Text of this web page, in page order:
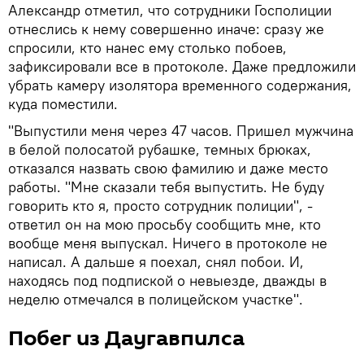
Александр отметил, что сотрудники Госполиции
отнеслись к нему совершенно иначе: сразу же
спросили, кто нанес ему столько побоев,
зафиксировали все в протоколе. Даже предложили
убрать камеру изолятора временного содержания,
куда поместили.
"Выпустили меня через 47 часов. Пришел мужчина
в белой полосатой рубашке, темных брюках,
отказался назвать свою фамилию и даже место
работы. "Мне сказали тебя выпустить. Не буду
говорить кто я, просто сотрудник полиции", -
ответил он на мою просьбу сообщить мне, кто
вообще меня выпускал. Ничего в протоколе не
написал. А дальше я поехал, снял побои. И,
находясь под подпиской о невыезде, дважды в
неделю отмечался в полицейском участке".
Побег из Даугавпилса